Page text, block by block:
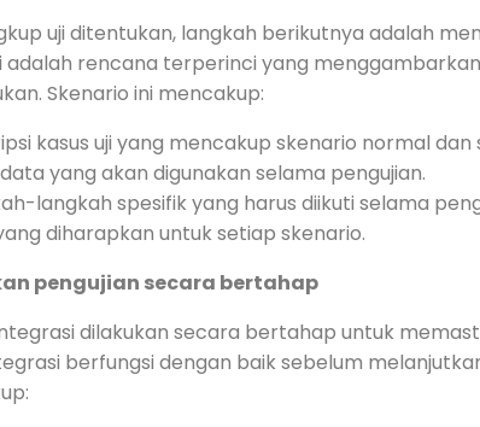
uji ditentukan, langkah berikutnya adalah
adalah rencana terperinci yang
Skenario ini mencakup:
kasus uji yang mencakup skenario normal dan
yang akan digunakan selama pengujian.
langkah spesifik yang harus diikuti selama
diharapkan untuk setiap skenario.
pengujian ‍secara bertahap
dilakukan secara bertahap untuk
berfungsi dengan baik sebelum